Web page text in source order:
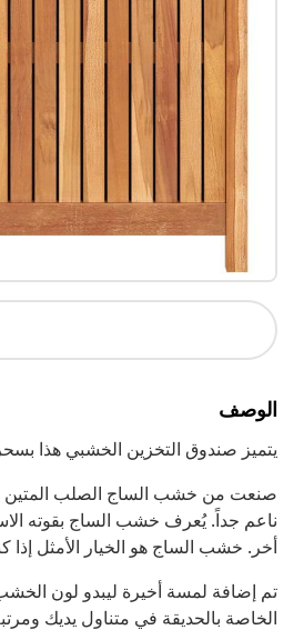
الوصف
يتميز صندوق التخزين الخشبي هذا
صنعت من خشب الساج الصلب المتين
ناعم جداً. يُعرف خشب الساج بقوته
أخر. خشب الساج هو الخيار الأمثل
تم إضافة لمسة أخيرة ليبدو لون